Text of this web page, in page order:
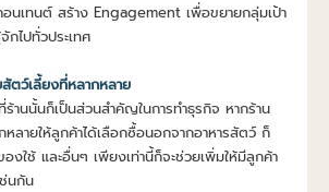
คอนเทนต์ สร้าง Engagement เพื่อขยายกลุ่มเป้า
กไปทั่วประเทศ
ตว์เลี้ยงที่หลากหลาย
ร้านนั้นก็เป็นส่วนสำคัญในการทำธุรกิจ หากร้าน
หลายให้ลูกค้าได้เลือกซื้อนอกจากอาหารสัตว์ ก็
องใช้ และอื่นๆ เพียงเท่านี้ก็จะช่วยเพิ่มให้มีลูกค้า
ช่นกัน